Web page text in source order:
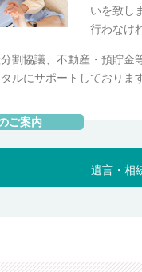
いを致し
行わなけ
割協議、不動産・預貯
ルにサポートしております
遺言・相